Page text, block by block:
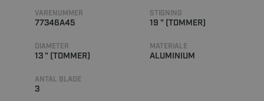
VARENUMMER
77346A45
STIGNING
19 " (TOMMER)
DIAMETER
13 " (TOMMER)
MATERIALE
ALUMINIUM
ANTAL BLADE
3